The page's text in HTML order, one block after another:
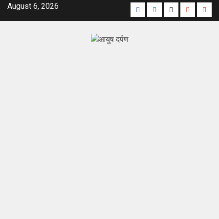
August 6, 2026